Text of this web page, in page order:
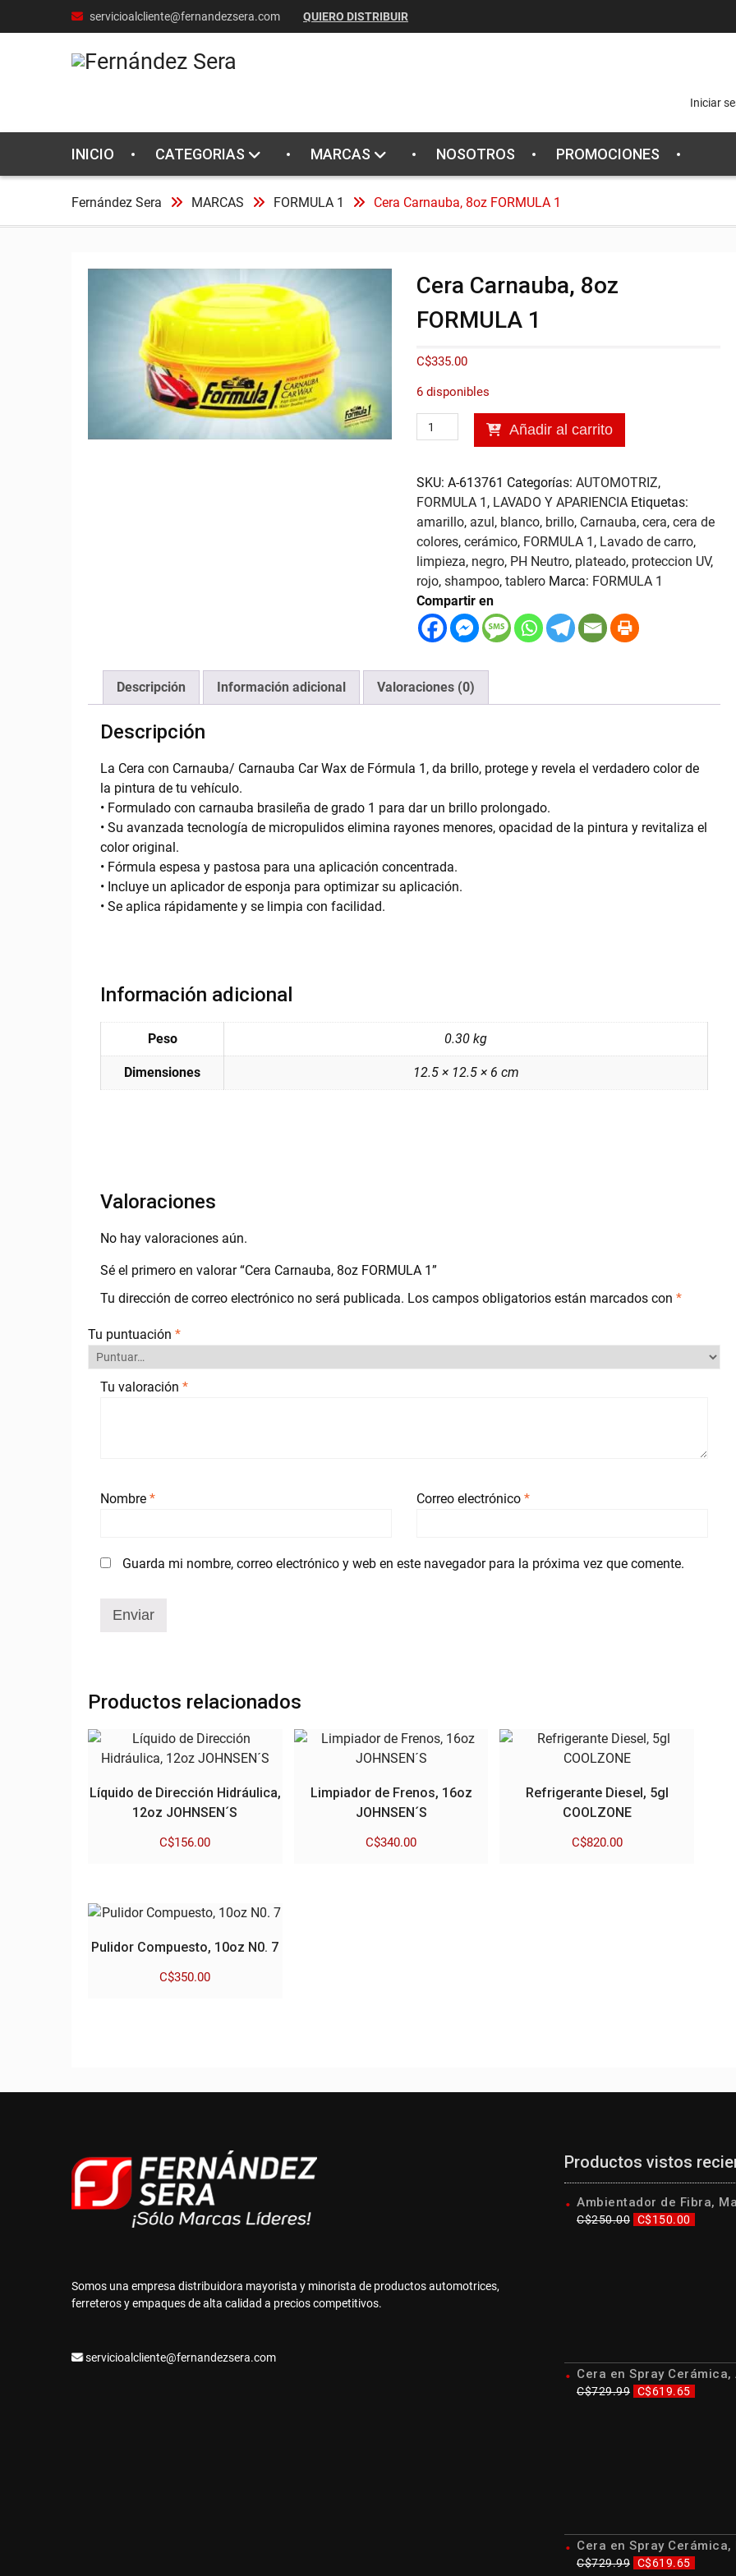
to
servicioalcliente@fernandezsera.com QUIERO DISTRIBUIR
Iniciar
INICIO CATEGORIAS MARCAS NOSOTROS PROMOCIONES
Fernández Sera MARCAS FORMULA 1 Cera Carnauba, 8oz FORMULA 1
Cera Carnauba, 8oz
FORMULA 1
C$335.00
6 disponibles
Cera
Carnauba,
FORMULA
1
cantidad
Añadir al carrito
SKU:A-613761 Categorías:AUTOMOTRIZ,
FORMULA 1 , LAVADO Y APARIENCIA Etiquetas:
amarillo, azul, blanco, brillo, Carnauba,cera,cera de
colores,cerámico, FORMULA 1 , Lavado de carro,
limpieza, negro, PH Neutro, plateado, proteccion UV,
rojo,shampoo,tablero Marca: FORMULA 1
Compartir en
Descripción Información adicional Valoraciones (0)
Descripción
La Cera con Carnauba/ Carnauba Car Wax de Fórmula 1, da brillo, protege y revela el verdadero color de
la pintura de tu vehículo.
• Formulado con carnauba brasileña de grado 1 para dar un brillo prolongado.
• Su avanzada tecnología de micropulidos elimina rayones menores, opacidad de la pintura y revitaliza el
color original.
• Fórmula espesa y pastosa para una aplicación concentrada.
• Incluye un aplicador de esponja para optimizar su aplicación.
• Se aplica rápidamente y se limpia con facilidad.
Información adicional
Peso 0.30 kg
Dimensiones 12.5 × 12.5 × 6 cm
Valoraciones
No hay valoraciones aún.
Sé el primero en valorar “Cera Carnauba, 8oz FORMULA 1”
Tu dirección de correo electrónico no será publicada. Los campos obligatorios están marcados con *
Tu puntuación *
Tu valoración *
Nombre * Correo electrónico *
Guarda mi nombre, correo electrónico y web en este navegador para la próxima vez que comente.
Productos relacionados
Líquido de Dirección Hidráulica,
12oz JOHNSEN´S
C$156.00
Limpiador de Frenos, 16oz
JOHNSEN´S
C$340.00
Refrigerante Diesel, 5gl
COOLZONE
C$820.00
Pulidor Compuesto, 10oz N0. 7
C$350.00
Somos una empresa distribuidora mayorista y minorista de productos automotrices,
ferreteros y empaques de alta calidad a precios competitivos.
servicioalcliente@fernandezsera.com
Productos vistos
Ambientador de Fibra,
C$250.00 El
C$150.00
Cera en Spray Cerámica,
C$729.99 El
C$619.65
Cera en Spray Cerámica,
C$729.99 El
C$619.65